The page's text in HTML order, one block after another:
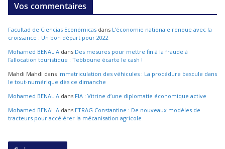
Vos commentaires
Facultad de Ciencias Económicas dans L’économie nationale renoue avec la
croissance : Un bon départ pour 2022
Mohamed BENALIA dans Des mesures pour mettre fin à la fraude à
l’allocation touristique : Tebboune écarte le cash !
Mahdi Mahdi dans Immatriculation des véhicules : La procédure bascule dans
le tout-numérique dès ce dimanche
Mohamed BENALIA dans FIA : Vitrine d’une diplomatie économique active
Mohamed BENALIA dans ETRAG Constantine : De nouveaux modèles de
tracteurs pour accélérer la mécanisation agricole